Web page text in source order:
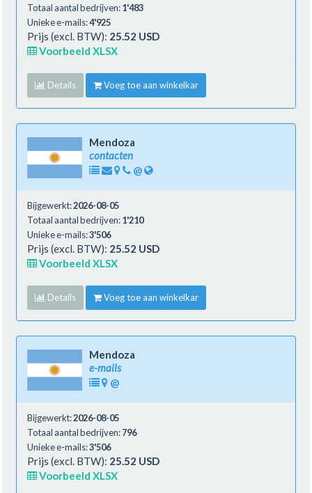
Totaal aantal bedrijven:1'483
Unieke e-mails:4'925
Prijs (excl. BTW): 25.52 USD
Voorbeeld XLSX
Details Voeg toe aan winkelkar
Mendoza
contacten
@
Bijgewerkt:2026-08-05
Totaal aantal bedrijven:1'210
Unieke e-mails:3'506
Prijs (excl. BTW): 25.52 USD
Voorbeeld XLSX
Details Voeg toe aan winkelkar
Mendoza
e-mails
@
Bijgewerkt:2026-08-05
Totaal aantal bedrijven:796
Unieke e-mails:3'506
Prijs (excl. BTW): 25.52 USD
Voorbeeld XLSX